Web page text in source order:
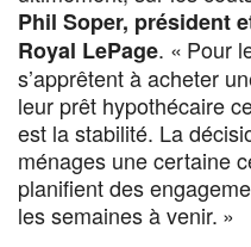
Phil Soper, président
Royal LePage. « Pour
s’apprêtent à acheter
leur prêt hypothécaire
est la stabilité. La
ménages une certaine
planifient des
les semaines à venir. »